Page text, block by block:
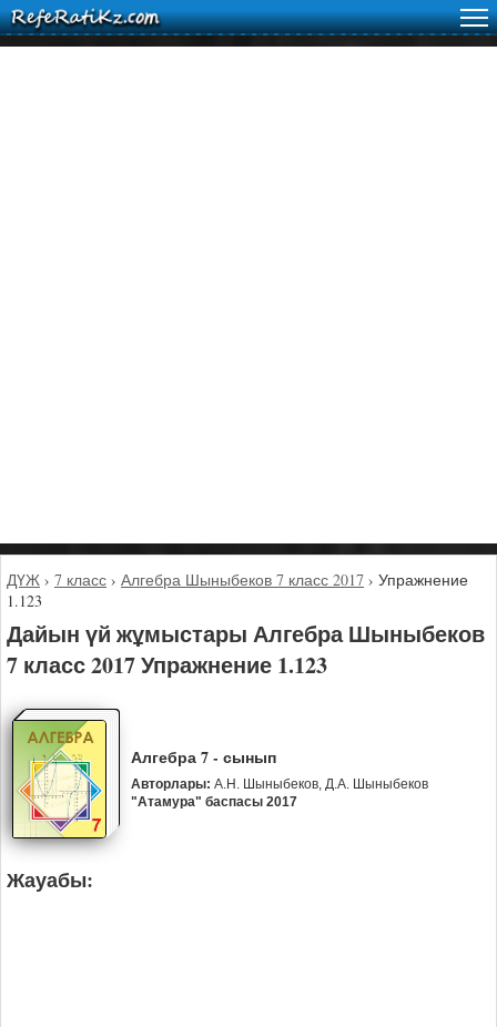
ДҮЖ › 7 класс › Алгебра Шыныбеков 7 класс 2017 › Упражнение
1.123
Дайын үй жұмыстары Алгебра Шыныбеков
7 класс 2017 Упражнение 1.123
Алгебра 7 - сынып
Авторлары: А.Н. Шыныбеков, Д.А. Шыныбеков
"Атамура" баспасы 2017
Жауабы: